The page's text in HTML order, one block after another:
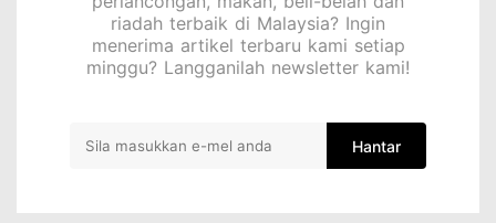
riadah terbaik di Malaysia? Ingin
menerima artikel terbaru kami setiap
minggu? Langganilah newsletter kami!
Hantar